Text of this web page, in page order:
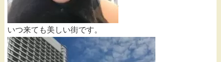
いつ来ても美しい街です。